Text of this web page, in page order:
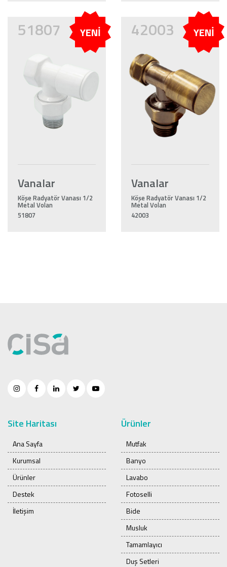
51807 YENİ
Vanalar
Köşe Radyatör Vanası 1/2
Metal Volan
51807
42003 YENİ
Vanalar
Köşe Radyatör Vanası 1/2
Metal Volan
42003
Site Haritası
Ana Sayfa
Kurumsal
Ürünler
Destek
İletişim
Ürünler
Mutfak
Banyo
Lavabo
Fotoselli
Bide
Musluk
Tamamlayıcı
Duş Setleri